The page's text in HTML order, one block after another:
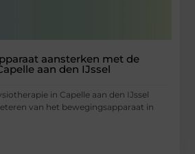
aansterken met de
aan den IJssel
in Capelle aan den IJssel
van het bewegingsapparaat in